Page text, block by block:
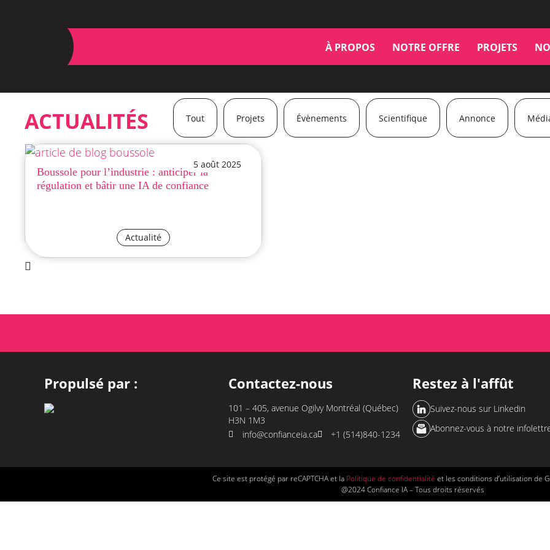
À PROPOS NOTRE OFFRE PROJETS
ACTUALITÉS Tout Projets Évènements Scientifique Annonce
5 août 2025
Boussole pour l’industrie : anticiper la
régulation et bâtir une IA de confiance
Actualité
Propulsé par : Contactez-nous
101 – 405, avenue Ogilvy Montréal (Québec)
H3N 1M3
info@confianceia.ca
+1 (514)840-1234
Restez à l'affût
Suivez-nous sur Linkedin
Abonnez-vous à notre
Ce site est protégé par reCAPTCHA et la Politique de confidentialité et les conditions d’utilisation de
@2024 Confiance IA – Tous droits réservés